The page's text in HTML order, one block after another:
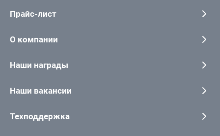
Прайс-лист
О компании
Наши награды
Наши вакансии
Техподдержка